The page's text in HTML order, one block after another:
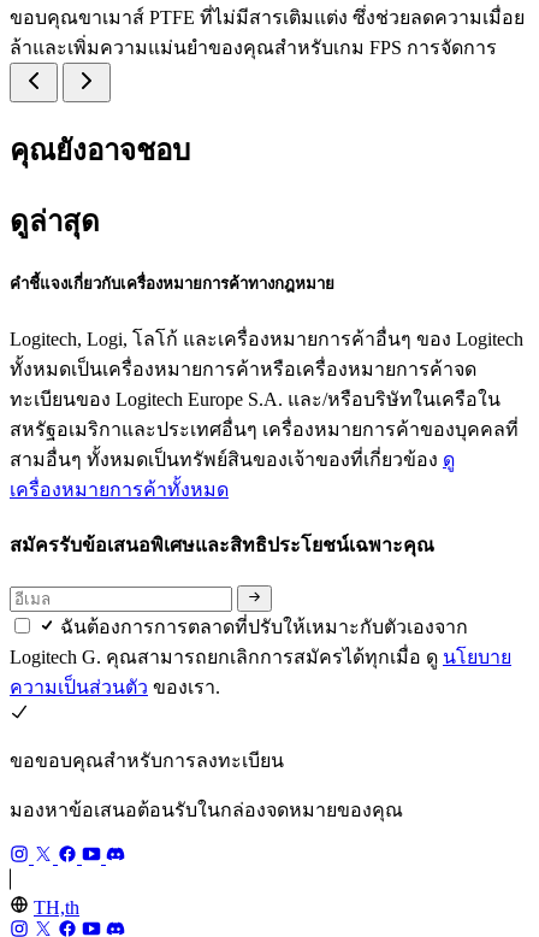
ขอบคุณขาเมาส์ PTFE ที่ไม่มีสารเติมแต่ง ซึ่งช่วยลดความเมื่อย
ล้าและเพิ่มความแม่นยำของคุณสำหรับเกม FPS การจัดการ
คุณยังอาจชอบ
ดูล่าสุด
คำชี้แจงเกี่ยวกับเครื่องหมายการค้าทางกฎหมาย
Logitech, Logi, โลโก้ และเครื่องหมายการค้าอื่นๆ ของ Logitech
ทั้งหมดเป็นเครื่องหมายการค้าหรือเครื่องหมายการค้าจด
ทะเบียนของ Logitech Europe S.A. และ/หรือบริษัทในเครือใน
สหรัฐอเมริกาและประเทศอื่นๆ เครื่องหมายการค้าของบุคคลที่
สามอื่นๆ ทั้งหมดเป็นทรัพย์สินของเจ้าของที่เกี่ยวข้อง ดู
เครื่องหมายการค้าทั้งหมด
สมัครรับข้อเสนอพิเศษและสิทธิประโยชน์เฉพาะคุณ
ฉันต้องการการตลาดที่ปรับให้เหมาะกับตัวเองจาก
Logitech G. คุณสามารถยกเลิกการสมัครได้ทุกเมื่อ ดู นโยบาย
ความเป็นส่วนตัว ของเรา.
ขอขอบคุณสำหรับการลงทะเบียน
มองหาข้อเสนอต้อนรับในกล่องจดหมายของคุณ
TH,th